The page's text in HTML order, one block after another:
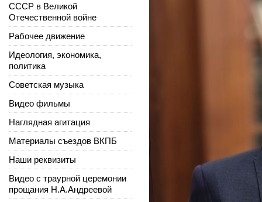
СССР в Великой
Отечественной войне
Рабочее движение
Идеология, экономика,
политика
Советская музыка
Видео фильмы
Наглядная агитация
Материалы съездов ВКПБ
Наши реквизиты
Видео с траурной церемонии
прощания Н.А.Андреевой